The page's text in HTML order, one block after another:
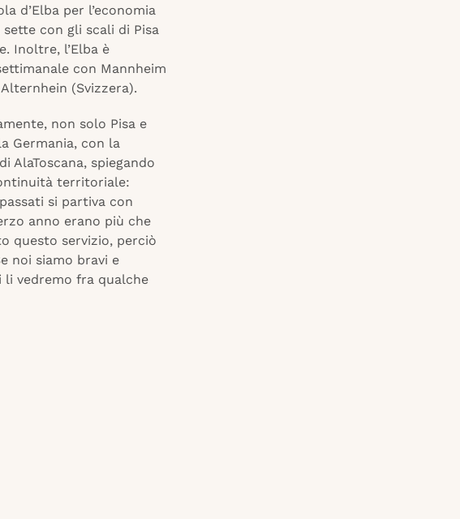
d’Elba per l’economia
con gli scali di Pisa
Inoltre, l’Elba è
con Mannheim
(Svizzera).
non solo Pisa e
Germania, con la
AlaToscana, spiegando
territoriale:
si partiva con
anno erano più che
questo servizio, perciò
noi siamo bravi e
vedremo fra qualche